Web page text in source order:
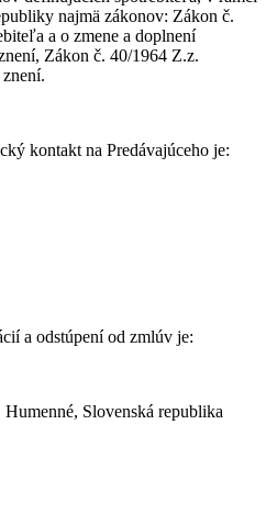
najmä zákonov: Zákon č.
a o zmene a doplnení
Zákon č. 40/1964 Z.z.
kontakt na Predávajúceho je:
a odstúpení od zmlúv je:
Slovenská republika